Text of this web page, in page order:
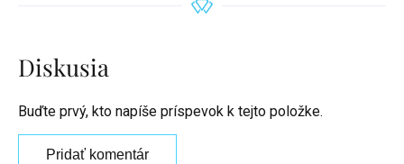
Diskusia
Buďte prvý, kto napíše príspevok k tejto položke.
Pridať komentár